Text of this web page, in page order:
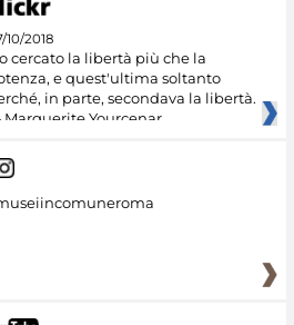
10/2018
cercato la libertà più che la
e quest'ultima soltanto
in parte, secondava la libertà.
Yourcenar